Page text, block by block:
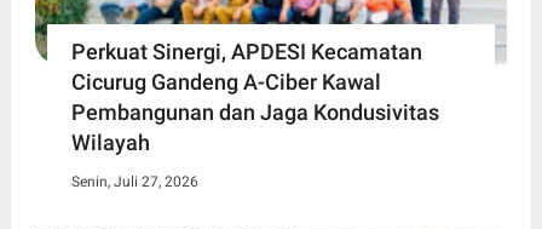
Perkuat Sinergi, APDESI Kecamatan
Cicurug Gandeng A-Ciber Kawal
Pembangunan dan Jaga Kondusivitas
Wilayah
Senin, Juli 27, 2026